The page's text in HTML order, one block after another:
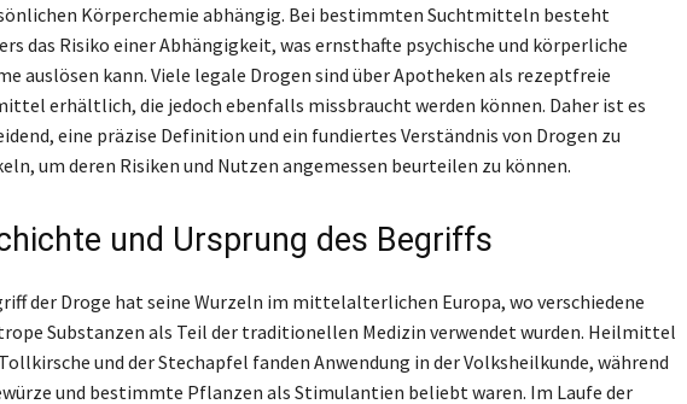
Körperchemie abhängig. Bei bestimmten Suchtmitteln besteht
das Risiko einer Abhängigkeit, was ernsthafte psychische und körperliche
auslösen kann. Viele legale Drogen sind über Apotheken als rezeptfreie
erhältlich, die jedoch ebenfalls missbraucht werden können. Daher ist es
eine präzise Definition und ein fundiertes Verständnis von Drogen zu
um deren Risiken und Nutzen angemessen beurteilen zu können.
und Ursprung des Begriffs
der Droge hat seine Wurzeln im mittelalterlichen Europa, wo verschiedene
Substanzen als Teil der traditionellen Medizin verwendet wurden. Heilmittel
und der Stechapfel fanden Anwendung in der Volksheilkunde, während
und bestimmte Pflanzen als Stimulantien beliebt waren. Im Laufe der